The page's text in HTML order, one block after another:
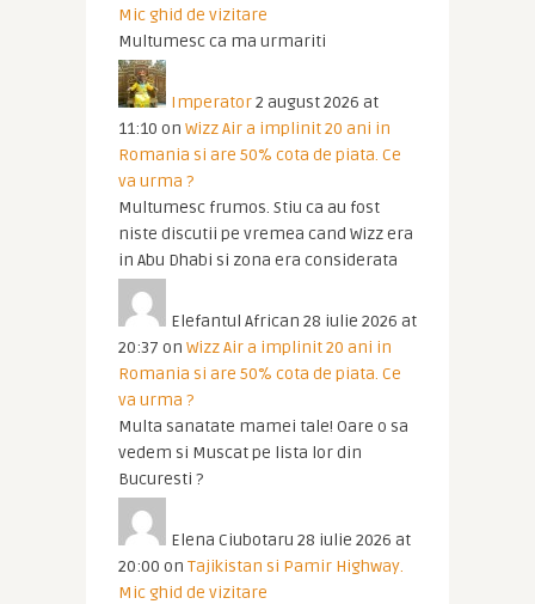
Mic ghid de vizitare
Multumesc ca ma urmariti
Imperator2 august 2026 at
11:10 on Wizz Air a implinit 20 ani in
Romania si are 50% cota de piata. Ce
va urma ?
Multumesc frumos. Stiu ca au fost
niste discutii pe vremea cand Wizz era
in Abu Dhabi si zona era considerata
Elefantul African 28 iulie 2026 at
20:37 on Wizz Air a implinit 20 ani in
Romania si are 50% cota de piata. Ce
va urma ?
Multa sanatate mamei tale! Oare o sa
vedem si Muscat pe lista lor din
Bucuresti ?
Elena Ciubotaru 28 iulie 2026 at
20:00 on Tajikistan si Pamir Highway.
Mic ghid de vizitare